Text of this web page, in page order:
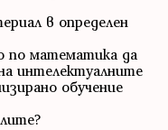
в определен
по математика да
интелектуалните
обучение